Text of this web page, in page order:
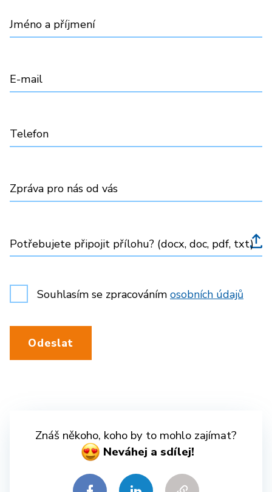
Jméno a příjmení
E-mail
Telefon
Zpráva pro nás od vás
Potřebujete připojit přílohu? (docx, doc, pdf, txt)
Souhlasím se zpracováním osobních údajů
Odeslat
Znáš někoho, koho by to mohlo zajímat?
Neváhej a sdílej!